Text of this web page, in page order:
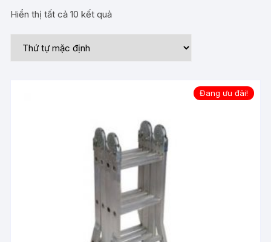
Hiển thị tất cả 10 kết quả
Đang ưu đãi!